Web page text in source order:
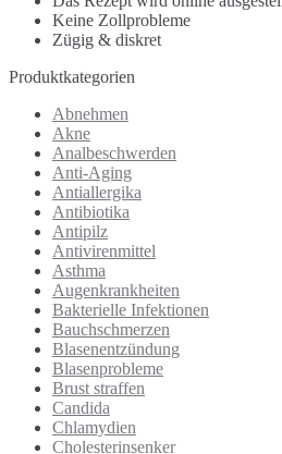
Keine Zollprobleme
Zügig & diskret
Produktkategorien
Abnehmen
Akne
Analbeschwerden
Anti-Aging
Antiallergika
Antibiotika
Antipilz
Antivirenmittel
Asthma
Augenkrankheiten
Bakterielle Infektionen
Bauchschmerzen
Blasenentzündung
Blasenprobleme
Brust straffen
Candida
Chlamydien
Cholesterinsenker